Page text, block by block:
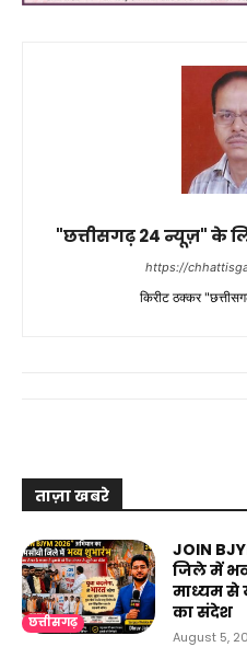
"छत्तीसगढ़ 24 न्यूज़" के
https://
किरीट ठक्कर
ताज़ा खबरे
छत्तीसगढ़
JOIN
जिले में
माध्यम से
का संदेश
August 5,